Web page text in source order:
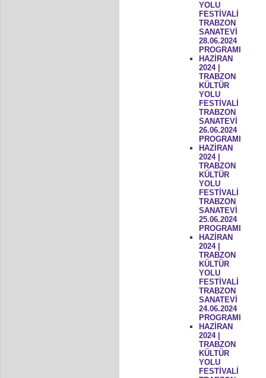
YOLU
FESTİVALİ
TRABZON
SANATEVİ
28.06.2024
PROGRAMI
HAZİRAN
2024 |
TRABZON
KÜLTÜR
YOLU
FESTİVALİ
TRABZON
SANATEVİ
26.06.2024
PROGRAMI
HAZİRAN
2024 |
TRABZON
KÜLTÜR
YOLU
FESTİVALİ
TRABZON
SANATEVİ
25.06.2024
PROGRAMI
HAZİRAN
2024 |
TRABZON
KÜLTÜR
YOLU
FESTİVALİ
TRABZON
SANATEVİ
24.06.2024
PROGRAMI
HAZİRAN
2024 |
TRABZON
KÜLTÜR
YOLU
FESTİVALİ